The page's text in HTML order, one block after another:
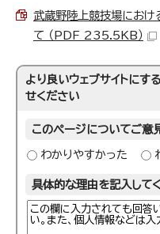
武蔵野陸上競技場にお
て （PDF 235.5KB）
より良いウェブサイトにす
せください
このページについてご意
わかりやすかった
具体的な理由を記入して